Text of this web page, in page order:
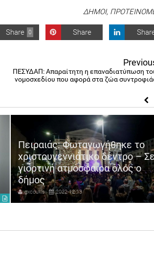
ΔΗΜΟΙ,
0
Share Share
ΠΕΣΥΔΑΠ: Απαραίτητη η επαναδιατύπωση
νομοσχεδίου που αφορά στα ζώα
Πειραιάς: Φωταγωγήθηκε το
χριστουγεννιάτικο δέντρο –
γιορτινή ατμόσφαιρα όλος ο
δήμος
gxcoukis 2022-12-13